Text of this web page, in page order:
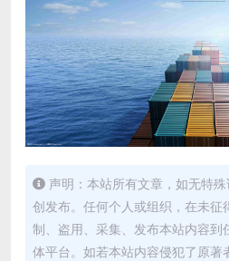
声明：本站所有文章，如无特
创发布。任何个人或组织，在未征
制、盗用、采集、发布本站内容到
体平台。如若本站内容侵犯了原著